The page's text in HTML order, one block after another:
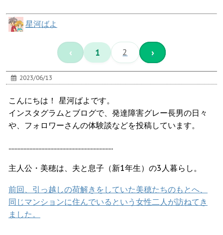
星河ばよ
‹ 1 2 ›
2023/06/13
こんにちは！ 星河ばよです。
インスタグラムとブログで、発達障害グレー長男の日々
や、フォロワーさんの体験談などを投稿しています。
......................................................................
主人公・美穂は、夫と息子（新1年生）の3人暮らし。
前回、引っ越しの荷解きをしていた美穂たちのもとへ、
同じマンションに住んでいるという女性二人が訪ねてき
ました。